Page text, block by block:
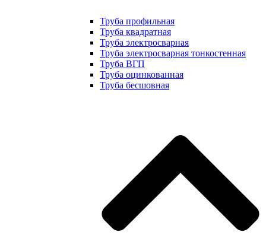
Труба профильная
Труба квадратная
Труба электросварная
Труба электросварная тонкостенная
Труба ВГП
Труба оцинкованная
Труба бесшовная